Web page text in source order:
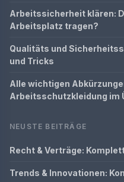
Arbeitssicherheit klären:
Arbeitsplatz tragen?
Qualitäts und
und Tricks
Alle wichtigen
Arbeitsschutzkleidung im
NEUSTE BEITRÄGE
Recht & Verträge:
Trends & Innovationen: